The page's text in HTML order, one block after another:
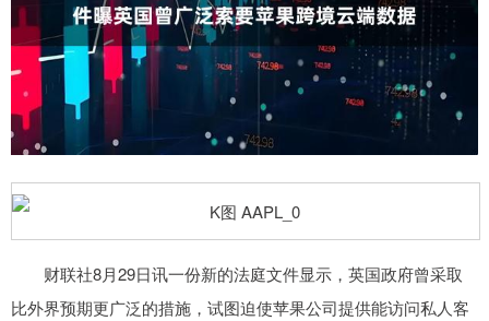
财联社8月29日讯一份新的法庭文件显示，英国政府曾采取
比外界预期更广泛的措施，试图迫使苹果公司提供能访问私人客